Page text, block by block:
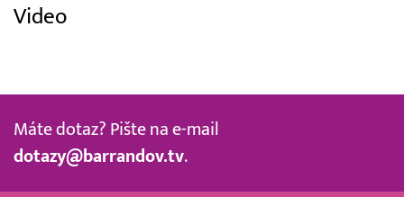
Video
Máte dotaz? Pište na e-mail
dotazy@barrandov.tv.